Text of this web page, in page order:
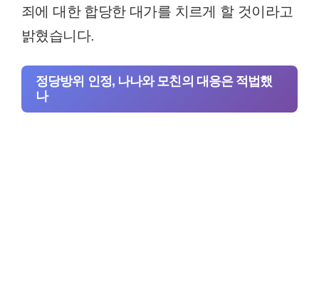
죄에 대한 합당한 대가를 치르게 할 것이라고
밝혔습니다.
정당방위 인정, 나나와 모친의 대응은 적법했
나